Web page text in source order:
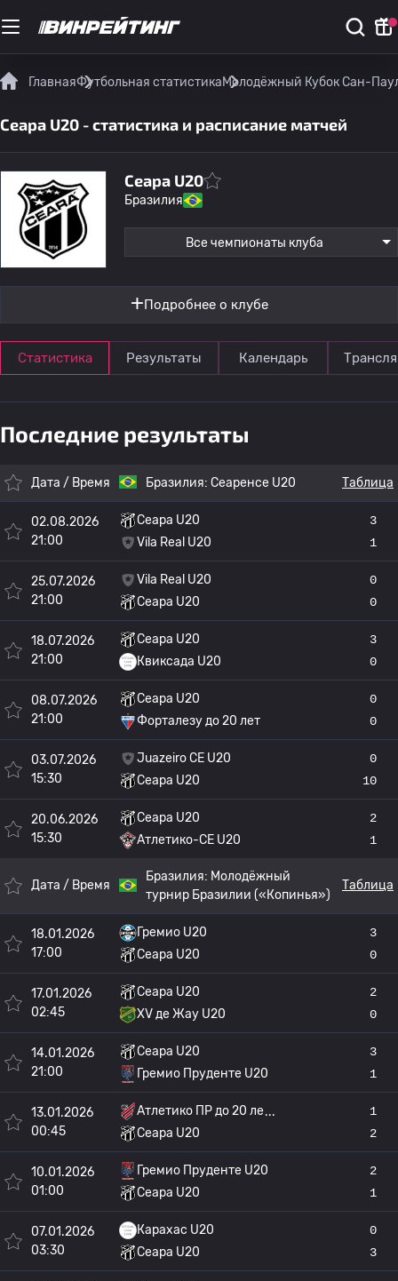
ГлавнаяФутбольная статистикаМолодёжный Кубок Сан-
Сеара U20 - статистика и расписание матчей
Сеара U20
Бразилия
Все чемпионаты клуба
Подробнее о клубе
Статистика Результаты Календарь
Последние результаты
Дата / Время Бразилия: Сеаренсе U20 Таблица
02.08.2026
21:00
Сеара U20
Vila Real U20
3
1
25.07.2026
21:00
Vila Real U20
Сеара U20
0
0
18.07.2026
21:00
Сеара U20
Квиксада U20
3
0
08.07.2026
21:00
Сеара U20
Форталезу до 20 лет
0
0
03.07.2026
15:30
Juazeiro CE U20
Сеара U20
0
10
20.06.2026
15:30
Сеара U20
Атлетико-СЕ U20
2
1
Дата / Время
Бразилия: Молодёжный
турнир Бразилии («Копинья»)
Таблица
18.01.2026
17:00
Гремио U20
Сеара U20
3
0
17.01.2026
02:45
Сеара U20
XV де Жау U20
2
0
14.01.2026
21:00
Сеара U20
Гремио Пруденте U20
3
1
13.01.2026
00:45
Атлетико ПР до 20 ле
Сеара U20
1
2
10.01.2026
01:00
Гремио Пруденте U20
Сеара U20
2
1
07.01.2026
03:30
Карахас U20
Сеара U20
0
3